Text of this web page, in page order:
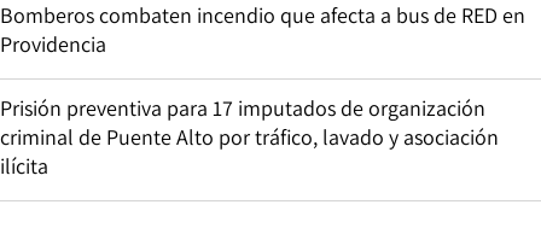
Bomberos combaten incendio que afecta a bus de RED en
Providencia
Prisión preventiva para 17 imputados de organización
criminal de Puente Alto por tráfico, lavado y asociación
ilícita